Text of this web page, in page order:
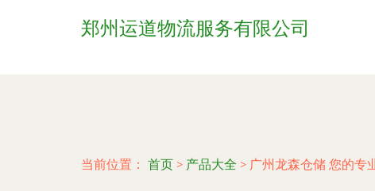
郑州运道物流服务有限公司
当前位置： 首页 > 产品大全 > 广州龙森仓储 您的专